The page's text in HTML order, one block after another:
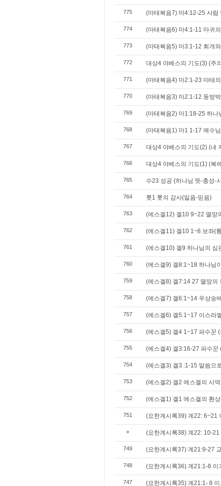
775 (마태복음7) 마4:12-25 사람
774 (마태복음6) 마4:1-11 마귀
773 (마태복음5) 마3:1-12 회개
772 대상4 야베스의 기도(3) (주
771 (마태복음4) 마2:1-23 마태
770 (마태복음3) 마2:1-12 동방
769 (마태복음2) 마1:18-25 하나
768 (마태복음1) 마1 1-17 예수
767 대상4 야베스의 기도(2) (내
766 대상4 야베스의 기도(1) (복
765 수23 성공 (하나님 뜻-충성-
764 룻1 룻의 감사(잃음-믿음)
763 (에스겔12) 겔10 9~22 멸망
762 (에스겔11) 겔10 1~8 보좌(
761 (에스겔10) 겔9 하나님의 심
760 (에스겔9) 겔8:1~18 하나님
759 (에스겔8) 겔7:14 27 멸망의
758 (에스겔7) 겔6:1~14 우상숭
757 (에스겔6) 겔5:1~17 이스라
756 (에스겔5) 겔4 1~17 파수꾼
755 (에스겔4) 겔3:16-27 파수꾼
754 (에스겔3) 겔3 :1-15 말씀으
753 (에스겔2) 겔2 에스겔의 사
752 (에스겔1) 겔1 에스겔의 환
751 (요한계시록39) 계22: 6~21
» (요한계시록38) 계22: 10-
749 (요한계시록37) 계21:9-27
748 (요한계시록36) 계21:1-8 이
747 (요한계시록35) 계21:1- 8